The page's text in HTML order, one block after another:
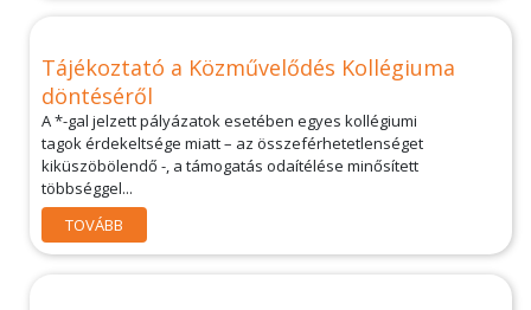
Tájékoztató a Közművelődés Kollégiuma
döntéséről
A *-gal jelzett pályázatok esetében egyes kollégiumi
tagok érdekeltsége miatt – az összeférhetetlenséget
kiküszöbölendő -, a támogatás odaítélése minősített
többséggel...
TOVÁBB